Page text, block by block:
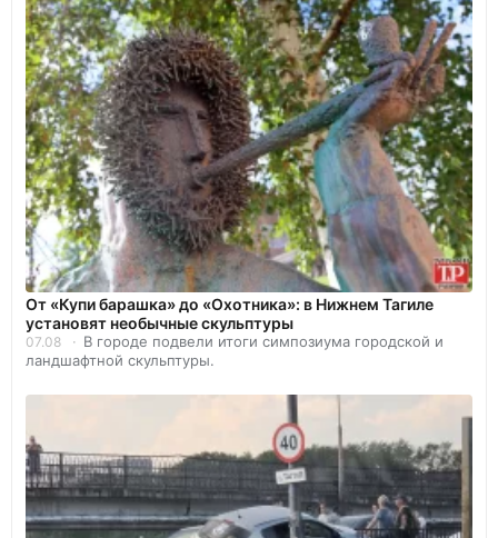
От «Купи барашка» до «Охотника»: в Нижнем Тагиле
установят необычные скульптуры
07.08
В городе подвели итоги симпозиума городской и
ландшафтной скульптуры.